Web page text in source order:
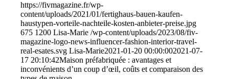
https://fivmagazine.fr/wp-
content/uploads/2021/01/fertighaus-bauen-kaufen-
haustypen-vorteile-nachteile-kosten-anbieter-preise.jpg
675 1200 Lisa-Marie /wp-content/uploads/2023/08/fiv-
magazine-logo-news-influencer-fashion-interior-travel-
real-esates.svg Lisa-Marie2021-01-20 00:00:002021-07-
17 20:10:42Maison préfabriquée : avantages et
inconvénients d’un coup d’œil, coûts et comparaison des